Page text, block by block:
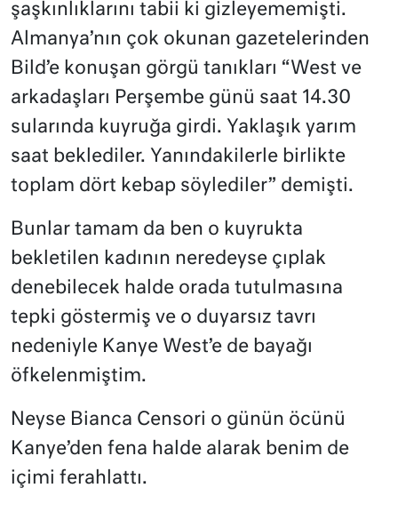
şaşkınlıklarını tabii ki gizleyememişti.
Almanya’nın çok okunan gazetelerinden
Bild’e konuşan görgü tanıkları “West ve
arkadaşları Perşembe günü saat 14.30
sularında kuyruğa girdi. Yaklaşık yarım
saat beklediler. Yanındakilerle birlikte
toplam dört kebap söylediler” demişti.
Bunlar tamam da ben o kuyrukta
bekletilen kadının neredeyse çıplak
denebilecek halde orada tutulmasına
tepki göstermiş ve o duyarsız tavrı
nedeniyle Kanye West’e de bayağı
öfkelenmiştim.
Neyse Bianca Censori o günün öcünü
Kanye’den fena halde alarak benim de
içimi ferahlattı.